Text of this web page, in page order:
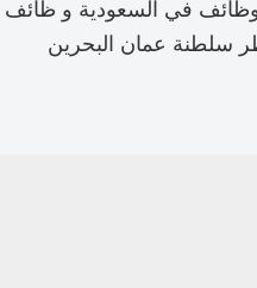
في السعودية و ظائف
سلطنة عمان البحرين